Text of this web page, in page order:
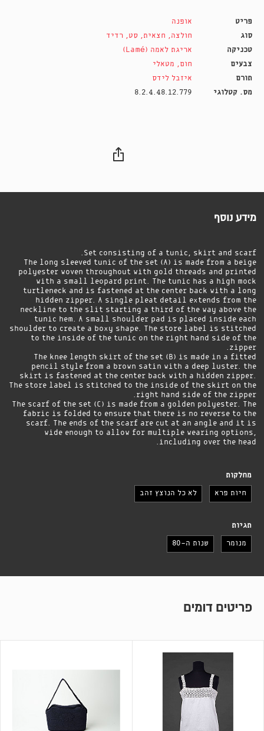
פריט
אופנה
סוג
חולצה, חצאית, סט, רדיד
טכניקה
אריגת לאמה (Lamé)
צבעים
חום, מטאלי
תורם
איזבל לידס
מס. קטלוגי
8.2.4.48.12.779
מידע נוסף
Set consisting of a tunic, skirt and scarf.
The long sleeved tunic of the set (A) is made from a beige
polyester woven throughout with gold threads and printed
with a small leopard print. The tunic has a high mock
turtleneck and is fastened at the center back with a long
hidden zipper. A single pleat detail extends from the
neckline to the slit starting a third of the way above the
tunic hem. A small shoulder pad is placed inside each
shoulder to create a boxy shape. The store label is stitched
to the inside of the tunic on the right hand side of the
zipper.
The knee length skirt of the set (B) is made in a fitted
pencil style from a brown satin with a deep luster. the
skirt is fastened at the center back with a hidden zipper.
The store label is stitched to the inside of the skirt on the
right hand side of the zipper.
The scarf of the set (C) is made from a golden polyester. The
fabric is folded to ensure that there is no reverse to the
scarf. The ends of the scarf are cut at an angle and it is
wide enough to allow for multiple wearing options,
including over the head.
מחלקות
חיות פרא לא כל הנוצץ זהב
תגיות
מנומר שנות ה-80
פריטים דומים